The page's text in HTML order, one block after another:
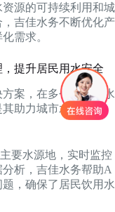
源的可持续利用和城
吉佳水务不断优化产
需求。
提升居民用水安全
案，在多个城市的水
助力城市水环境治
要水源地，实时监控
析，吉佳水务帮助A
，确保了居民饮用水